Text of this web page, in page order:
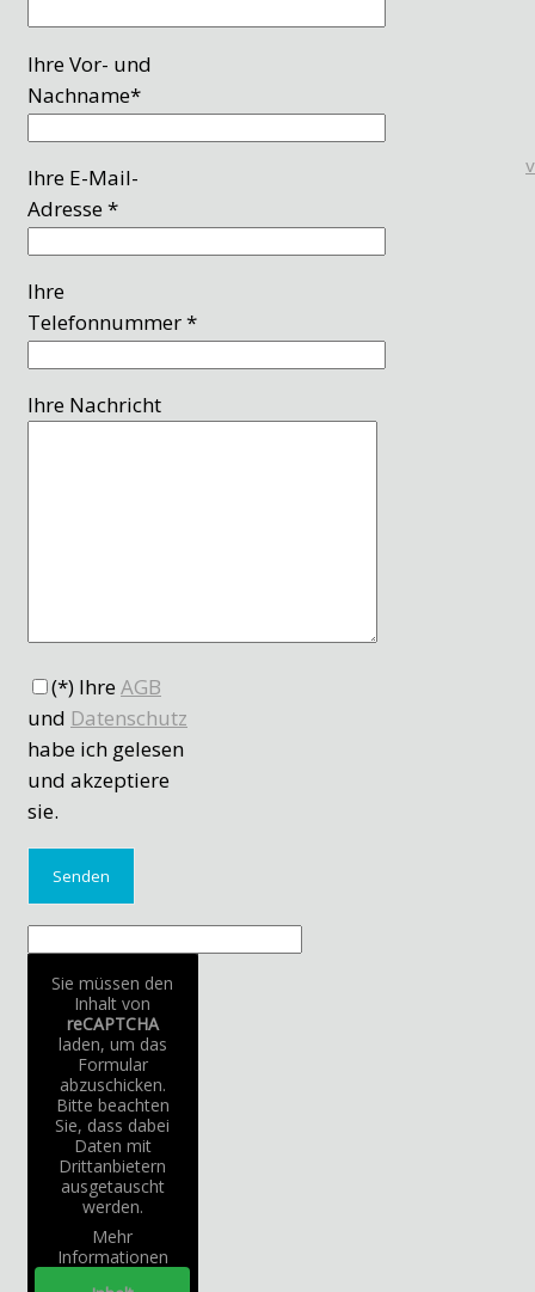
Ihre Vor- und
Nachname*
Ihre E-Mail-
Adresse *
Ihre
Telefonnummer *
Ihre Nachricht
(*) IhreAGB
und Datenschutz
habe ich gelesen
und akzeptiere
sie.
Sie müssen den
Inhalt von
reCAPTCHA
laden, um das
Formular
abzuschicken.
Bitte beachten
Sie, dass dabei
Daten mit
Drittanbietern
ausgetauscht
werden.
Mehr
Informationen